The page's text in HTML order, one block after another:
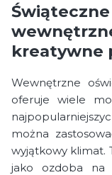
kreatywne
Wewnętrzne
oferuje wiele
można
wyjątkowy klimat.
jako ozdoba na